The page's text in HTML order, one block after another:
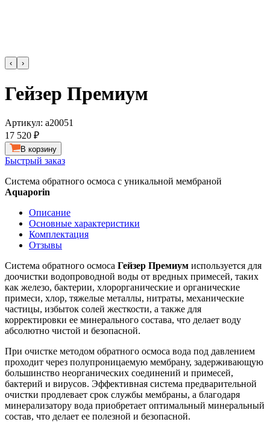
‹ ›
Гейзер Премиум
Артикул: а20051
17 520 ₽
В корзину
Быстрый заказ
Система обратного осмоса с уникальной мембраной
Aquaporin
Описание
Основные характеристики
Комплектация
Отзывы
Система обратного осмоса Гейзер Премиум используется для
доочистки водопроводной воды от вредных примесей, таких
как железо, бактерии, хлорорганические и органические
примеси, хлор, тяжелые металлы, нитраты, механические
частицы, избыток солей жесткости, а также для
корректировки ее минерального состава, что делает воду
абсолютно чистой и безопасной.
При очистке методом обратного осмоса вода под давлением
проходит через полупроницаемую мембрану, задерживающую
большинство неорганических соединений и примесей,
бактерий и вирусов. Эффективная система предварительной
очистки продлевает срок службы мембраны, а благодаря
минерализатору вода приобретает оптимальный минеральный
состав, что делает ее полезной и безопасной.